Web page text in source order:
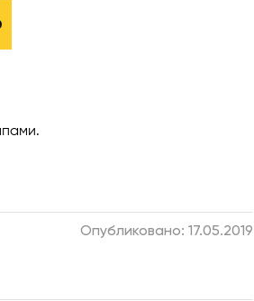
Опубликовано: 17.05.2019